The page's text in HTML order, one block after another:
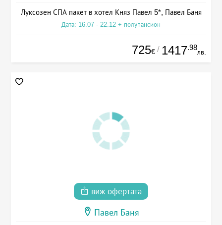
Луксозен СПА пакет в хотел Княз Павел 5*, Павел Баня
Дата: 16.07 - 22.12 + полупансион
725€ / 1417.98
лв.
виж офертата
Павел Баня